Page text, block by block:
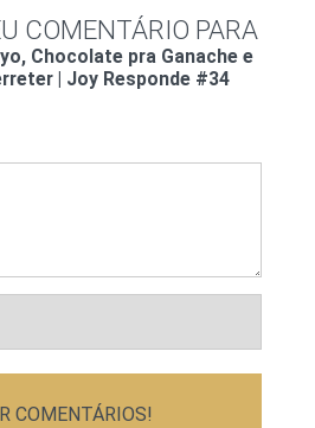
COMENTÁRIO PARA
Chocolate pra Ganache e
| Joy Responde #34
COMENTÁRIOS!